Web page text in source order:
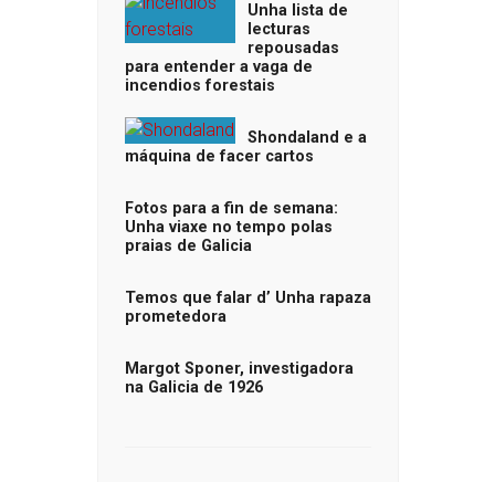
Unha lista de
lecturas
repousadas
para entender a vaga de
incendios forestais
Shondaland e a
máquina de facer cartos
Fotos para a fin de semana:
Unha viaxe no tempo polas
praias de Galicia
Temos que falar d’ Unha rapaza
prometedora
Margot Sponer, investigadora
na Galicia de 1926